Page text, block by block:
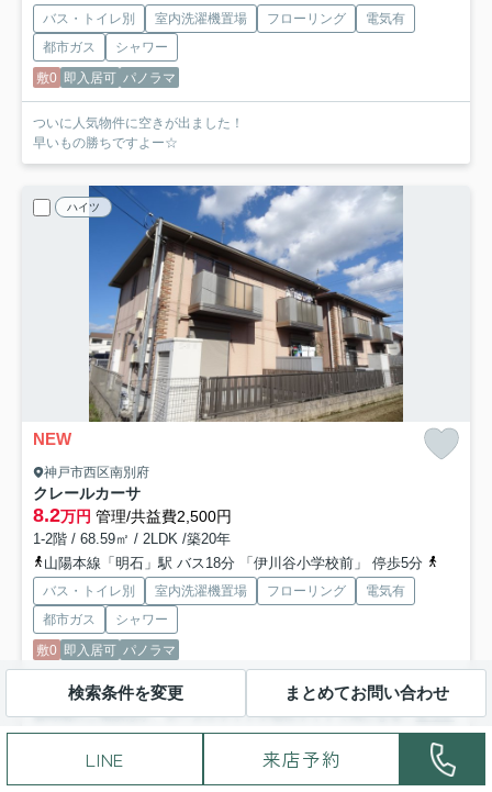
バス・トイレ別 室内洗濯機置場 フローリング
電気有
都市ガス
シャワー
敷0 即入居可 パノラマ
ついに人気物件に空きが出ました！
早いもの勝ちですよー☆
ハイツ
NEW
神戸市西区南別府
クレールカーサ
8.2万円 管理/共益費2,500円
1-2階 / 68.59㎡ / 2LDK /築20年
山陽本線「明石」駅 バス18分 「伊川谷小学校前」 停歩5分
バス・トイレ別 室内洗濯機置場 フローリング
電気有
都市ガス
シャワー
敷0 即入居可 パノラマ
ご覧頂きまして誠にありがとうございます。本物件の見学のご希望や入
居時期のご相談ほか、ポータルサイトや他社サイトで気になる...もっと
見る
検索条件を変更 まとめてお問い合わせ
LINE 来店予約